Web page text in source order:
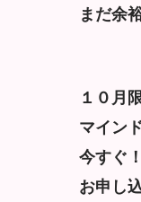
まだ余
１０月
マイン
今すぐ！
お申し